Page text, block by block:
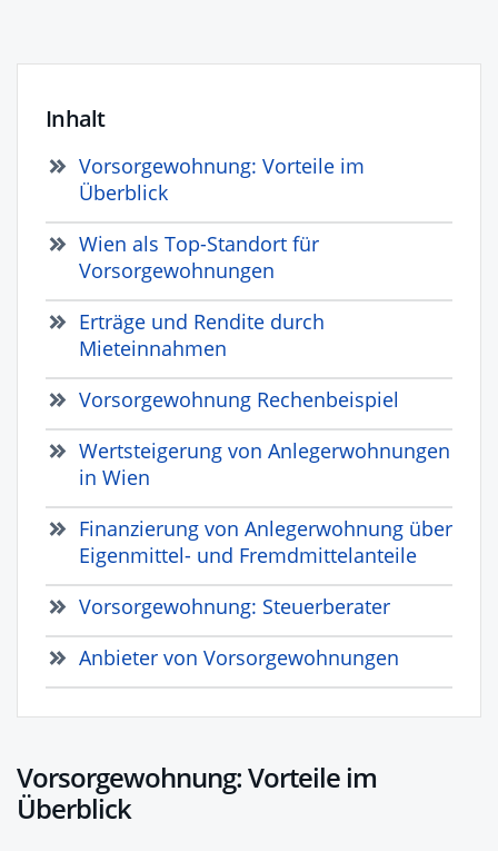
Inhalt
Vorsorgewohnung: Vorteile im
Überblick
Wien als Top-Standort für
Vorsorgewohnungen
Erträge und Rendite durch
Mieteinnahmen
Vorsorgewohnung Rechenbeispiel
Wertsteigerung von Anlegerwohnungen
in Wien
Finanzierung von Anlegerwohnung über
Eigenmittel- und Fremdmittelanteile
Vorsorgewohnung: Steuerberater
Anbieter von Vorsorgewohnungen
Vorsorgewohnung: Vorteile im
Überblick